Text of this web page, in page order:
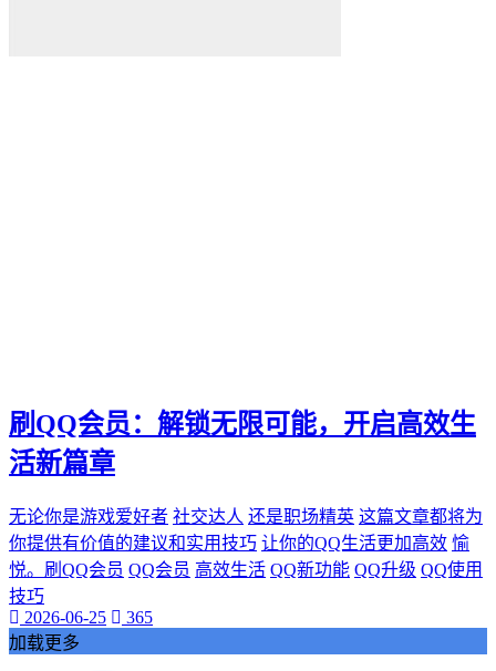
实际购买
热门短视频
电子邮件营销
推广工具
抖音热度爆发
揭示其背后的巨大潜力。
还为我们的学习和工作提供了前所未有的便利。本文将带您深
入探索视频网页的魅力
视频网页已经成为我们日常生活中不可或缺的一部分。它不仅
刷QQ会员：解锁无限可能，开启高效生
活新篇章
无论你是游戏爱好者 社交达人 还是职场精英 这篇文章都将为
你提供有价值的建议和实用技巧 让你的QQ生活更加高效 愉
悦。刷QQ会员 QQ会员 高效生活 QQ新功能 QQ升级 QQ使用
技巧
2026-06-25
365
加载更多